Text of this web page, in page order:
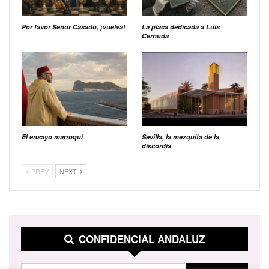
Por favor Señor Casado, ¡vuelva!
La placa dedicada a Luis
Cernuda
El ensayo marroquí
Sevilla, la mezquita de la
discordia
PREV NEXT
CONFIDENCIAL ANDALUZ